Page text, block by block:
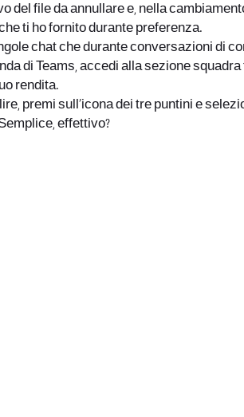
del file da annullare e, nella
ti ho fornito durante preferenza.
chat che durante conversazioni di
di Teams, accedi alla sezione
rendita.
premi sull’icona dei tre puntini e
effettivo?